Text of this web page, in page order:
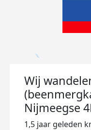
Wij
Nijmeegse
1,5 jaar geleden